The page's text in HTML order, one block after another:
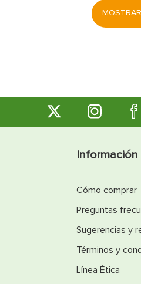
Cómo comprar
Preguntas
Sugerencias y
Términos y
Línea Ética